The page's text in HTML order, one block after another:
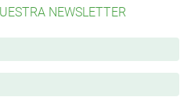
NEWSLETTER